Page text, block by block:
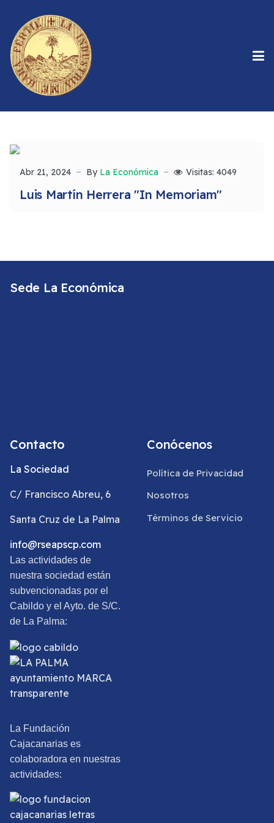
Abr 21, 2024 By La Económica Visitas: 4049
Luis Martín Herrera "In Memoriam"
Sede La Económica
Contacto
La Sociedad
C/ Francisco Abreu, 6
Santa Cruz de La Palma
info@rseapscp.com
Conócenos
Política de Privacidad
Nosotros
Términos de Servicio
Las actividades de
nuestra sociedad están
subvencionadas por el
Cabildo y el Ayto. de S/C.
de La Palma:
La Fundación
Cajacanarias es
colaboradora en nuestras
actividades: